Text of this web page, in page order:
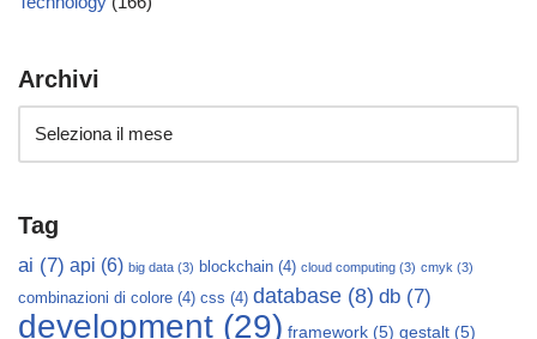
Archivi
Tag
ai (7) api (6) big data (3) blockchain (4) cloud computing (3) cmyk (3)
combinazioni di colore (4) css (4) database (8) db (7)
development (29) framework (5) gestalt (5)